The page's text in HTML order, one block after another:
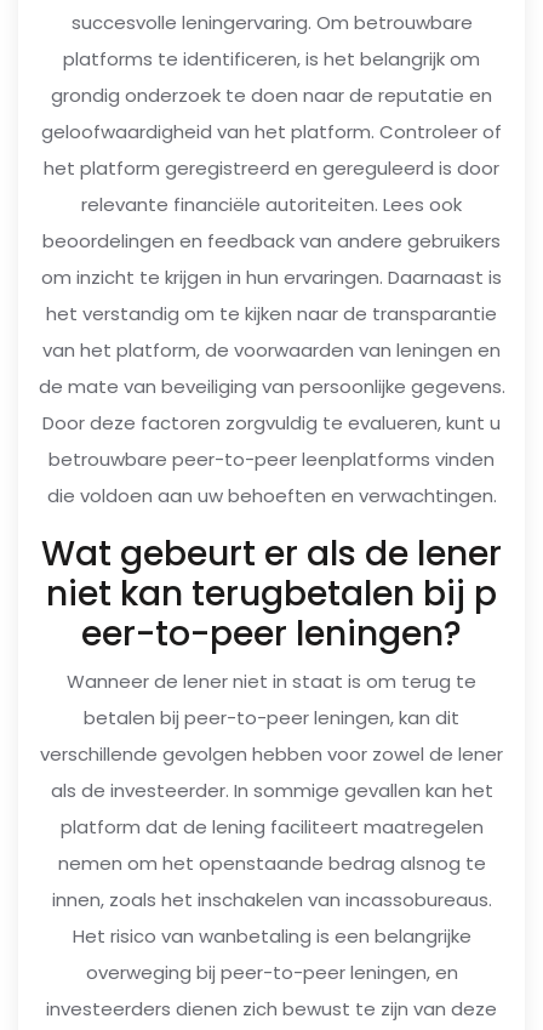
succesvolle leningervaring. Om betrouwbare
platforms te identificeren, is het belangrijk om
grondig onderzoek te doen naar de reputatie en
geloofwaardigheid van het platform. Controleer of
het platform geregistreerd en gereguleerd is door
relevante financiële autoriteiten. Lees ook
beoordelingen en feedback van andere gebruikers
om inzicht te krijgen in hun ervaringen. Daarnaast is
het verstandig om te kijken naar de transparantie
van het platform, de voorwaarden van leningen en
de mate van beveiliging van persoonlijke gegevens.
Door deze factoren zorgvuldig te evalueren, kunt u
betrouwbare peer-to-peer leenplatforms vinden
die voldoen aan uw behoeften en verwachtingen.
Wat gebeurt er als de lener
niet kan terugbetalen bij p
eer-to-peer leningen?
Wanneer de lener niet in staat is om terug te
betalen bij peer-to-peer leningen, kan dit
verschillende gevolgen hebben voor zowel de lener
als de investeerder. In sommige gevallen kan het
platform dat de lening faciliteert maatregelen
nemen om het openstaande bedrag alsnog te
innen, zoals het inschakelen van incassobureaus.
Het risico van wanbetaling is een belangrijke
overweging bij peer-to-peer leningen, en
investeerders dienen zich bewust te zijn van deze